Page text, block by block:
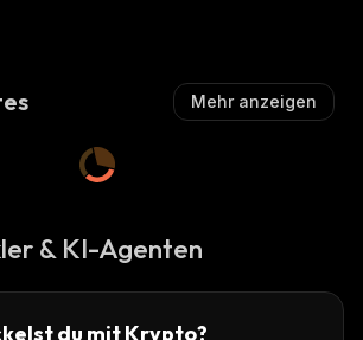
Mehr anzeigen
& KI-Agenten
du mit Krypto?